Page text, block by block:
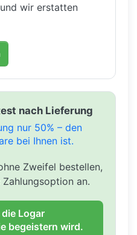
wir erstatten
nach Lieferung
nur 50% – den
bei Ihnen ist.
Zweifel bestellen,
an.
Logar
begeistern wird.